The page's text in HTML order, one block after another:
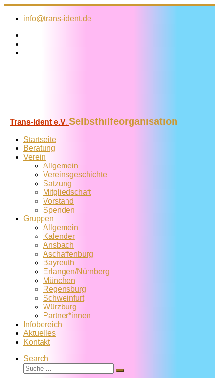
Zum
Inhalt
info@trans-ident.de
Trans-Ident e.V. Selbsthilfeorganisation
Startseite
Beratung
Verein
Allgemein
Vereins­geschichte
Satzung
Mitglied­schaft
Vorstand
Spenden
Gruppen
Allgemein
Kalender
Ansbach
Aschaffenburg
Bayreuth
Erlangen/Nürnberg
München
Regensburg
Schweinfurt
Würzburg
Partner*innen
Infobereich
Aktuelles
Kontakt
Search
Suche
Suche